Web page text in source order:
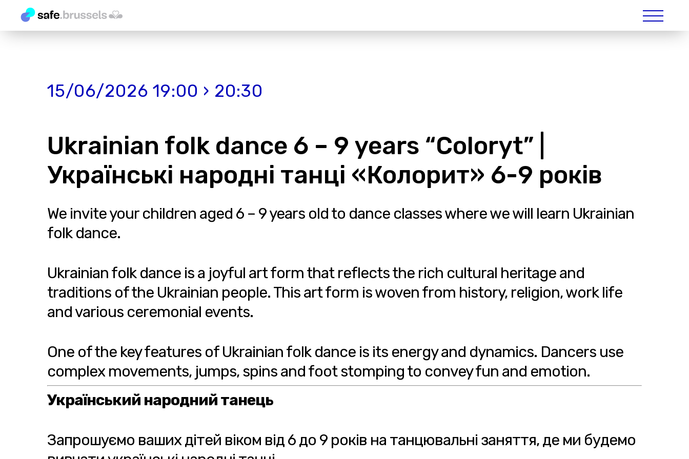
15/06/2026 19:00 › 20:30
Ukrainian folk dance 6 – 9 years “Coloryt” |
Українські народні танці «Колорит» 6-9 років
We invite your children aged 6 – 9 years old to dance classes where we will learn Ukrainian
folk dance.
Ukrainian folk dance is a joyful art form that reflects the rich cultural heritage and
traditions of the Ukrainian people. This art form is woven from history, religion, work life
and various ceremonial events.
One of the key features of Ukrainian folk dance is its energy and dynamics. Dancers use
complex movements, jumps, spins and foot stomping to convey fun and emotion.
Український народний танець
Запрошуємо ваших дітей віком від 6 до 9 років на танцювальні заняття, де ми будемо